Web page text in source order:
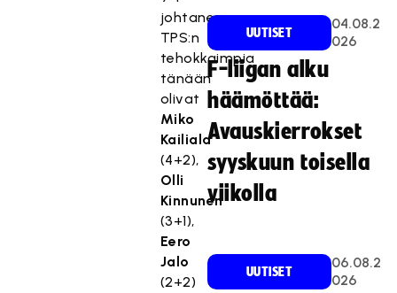
johtaneen
TPS:n
tehokkaimpia
tänään
olivat
Miko
Kailiala
(4+2),
Olli
Kinnunen
(3+1),
Eero
Jalo
(2+2)
UUTISET
04.08.2
026
F-liigan alku
häämöttää:
Avauskierrokset
syyskuun toisella
viikolla
UUTISET
06.08.2
026